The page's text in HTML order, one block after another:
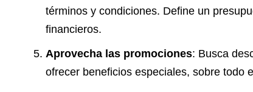
términos y condiciones. Define un
financieros.
Aprovecha las promociones: Busca
ofrecer beneficios especiales, sobre todo